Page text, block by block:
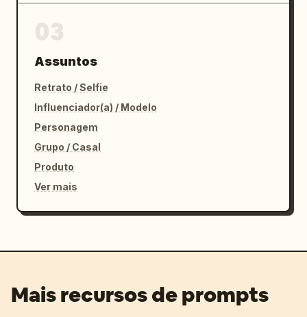
Assuntos
Retrato / Selfie
Influenciador(a) / Modelo
Personagem
Grupo / Casal
Produto
Ver mais
Mais recursos de prompts